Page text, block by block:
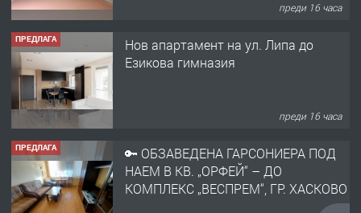
преди 16 часа
ПРЕДЛАГА
🔑 ОБЗАВЕДЕНА ГАРСОНИЕРА ПОД
НАЕМ В КВ. „ОРФЕЙ“ – ДО
преди 1 ден
ПРЕДЛАГА
НАПЪЛНО ОБЗАВЕДЕН И
ОБОРУДВАН ТРИСТАЕН
АПАРТАМЕНТ В ЦЕНТЪРА НА ГР.